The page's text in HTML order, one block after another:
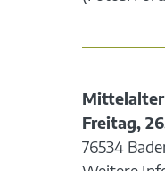
Freitag,
76534